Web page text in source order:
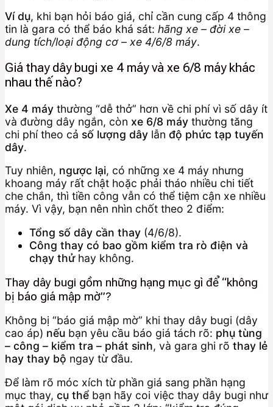
Ví dụ, khi bạn hỏi báo giá, chỉ cần cung cấp 4 thông
tin là gara có thể báo khá sát: hãng xe – đời xe –
dung tích/loại động cơ – xe 4/6/8 máy.
Giá thay dây bugi xe 4 máy và xe 6/8 máy khác
nhau thế nào?
Xe 4 máy thường “dễ thở” hơn về chi phí vì số dây ít
và đường dây ngắn, còn xe 6/8 máy thường tăng
chi phí theo cả số lượng dây lẫn độ phức tạp tuyến
dây.
Tuy nhiên, ngược lại, có những xe 4 máy nhưng
khoang máy rất chật hoặc phải tháo nhiều chi tiết
che chắn, thì tiền công vẫn có thể tiệm cận xe nhiều
máy. Vì vậy, bạn nên nhìn chốt theo 2 điểm:
Tổng số dây cần thay (4/6/8).
Công thay có bao gồm kiểm tra rò điện và
chạy thửhay không.
Thay dây bugi gồm những hạng mục gì để “không
bị báo giá mập mờ”?
Không bị “báo giá mập mờ” khi thay dây bugi (dây
cao áp) nếu bạn yêu cầu báo giá tách rõ: phụ tùng
– công – kiểm tra – phát sinh, và gara ghi rõ thay lẻ
hay thay bộ ngay từ đầu.
Để làm rõ móc xích từ phần giá sang phần hạng
mục thay, cụ thể bạn hãy coi việc thay dây bugi như